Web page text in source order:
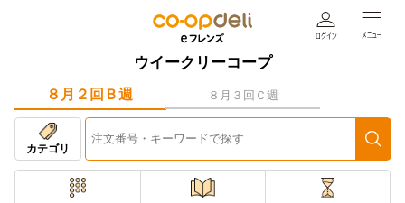
ウイークリーコープ
８月２回Ｂ週 ８月３回Ｃ週
カテゴリ